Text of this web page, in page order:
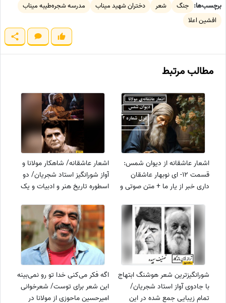
برچسب‌ها: جنگ شعر دختران شهید میناب
مدرسه شجره‌طیبه میناب
افشین اعلا
مطالب مرتبط
اشعار عاشقانه از دیوان شمس:
قسمت 12- ای نوبهار عاشقان
داری خبر از یار ما + متن صوتی و
اشعار عاشقانه/ شاهکار مولانا و
آواز شورانگیز استاد شجریان/ دو
اسطوره تاریخ هنر و ادبیات و یک
شورانگیزترین شعر هوشنگ ابتهاج
با جادوی آواز استاد شجریان/
تمام زیبایی جمع شده در این
اگه فکر می‌کنی خدا تو رو نمی‌بینه
این شعر برای توست/ شعرخوانی
امیرحسین ماحوزی از مولانا در